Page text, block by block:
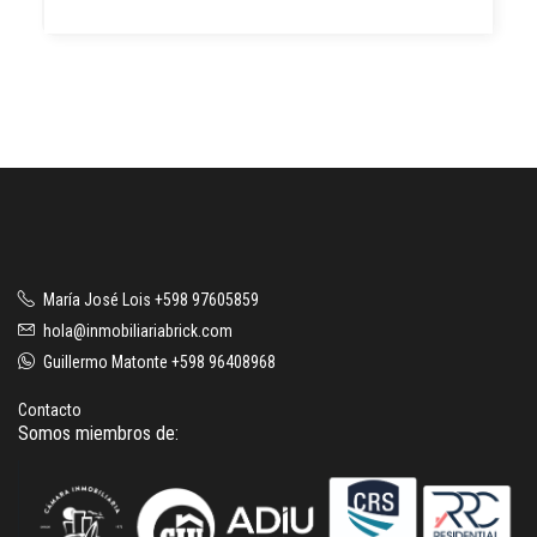
María José Lois +598 97605859
hola@inmobiliariabrick.com
Guillermo Matonte +598 96408968
Contacto
Somos miembros de: